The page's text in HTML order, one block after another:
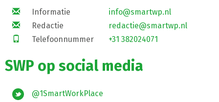
Informatie
info@smartwp.nl
Redactie
redactie@smartwp.nl
Telefoonnummer
+31 382024071
SWP op social media
@1SmartWorkPlace